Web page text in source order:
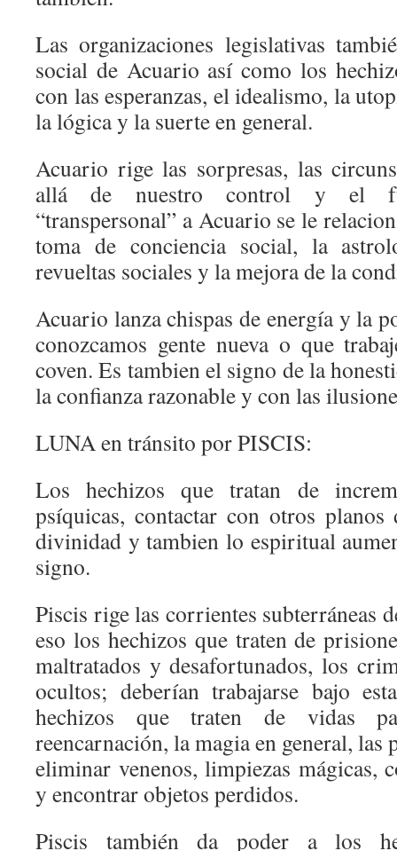
Las organizaciones legislativas
social de Acuario así como los
con las esperanzas, el idealismo, la
la lógica y la suerte en general.
Acuario rige las sorpresas, las
allá de nuestro control y el
“transpersonal” a Acuario se le
toma de conciencia social, la
revueltas sociales y la mejora de la
Acuario lanza chispas de energía y la
conozcamos gente nueva o que
coven. Es tambien el signo de la
la confianza razonable y con las
LUNA en tránsito por PISCIS:
Los hechizos que tratan de
psíquicas, contactar con otros
divinidad y tambien lo espiritual
signo.
Piscis rige las corrientes subterráneas
eso los hechizos que traten de
maltratados y desafortunados, los
ocultos; deberían trabajarse bajo
hechizos que traten de vidas
reencarnación, la magia en general, las
eliminar venenos, limpiezas mágicas,
y encontrar objetos perdidos.
Piscis también da poder a los